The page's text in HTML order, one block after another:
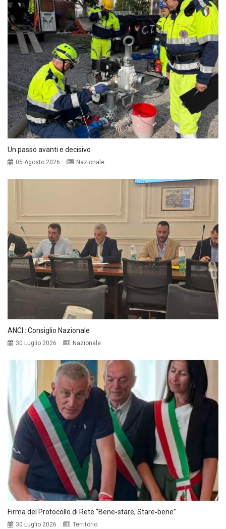
Un passo avanti e decisivo
05 Agosto 2026 Nazionale
ANCI : Consiglio Nazionale
30 Luglio 2026 Nazionale
Firma del Protocollo di Rete “Bene‑stare, Stare‑bene”
30 Luglio 2026 Territorio